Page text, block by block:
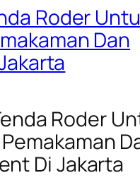
Roder
Dan
Roder
Di Jakarta